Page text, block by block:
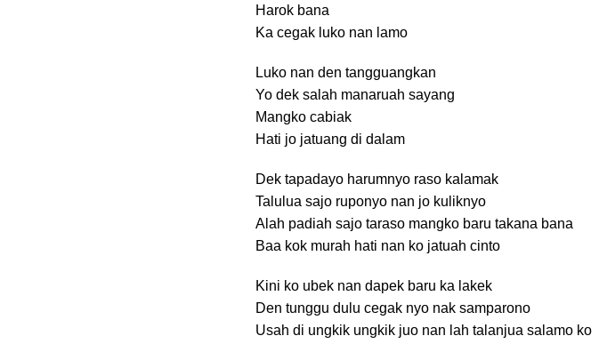
Harok bana
Ka cegak luko nan lamo
Luko nan den tangguangkan
Yo dek salah manaruah sayang
Mangko cabiak
Hati jo jatuang di dalam
Dek tapadayo harumnyo raso kalamak
Talulua sajo ruponyo nan jo kuliknyo
Alah padiah sajo taraso mangko baru takana bana
Baa kok murah hati nan ko jatuah cinto
Kini ko ubek nan dapek baru ka lakek
Den tunggu dulu cegak nyo nak samparono
Usah di ungkik ungkik juo nan lah talanjua salamo ko